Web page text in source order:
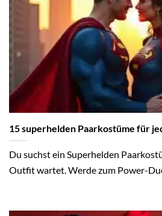
15 superhelden Paarkostüme für
Du suchst ein Superhelden
Outfit wartet. Werde zum Power-